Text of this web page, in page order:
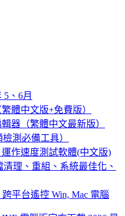
、6月
體中文版+免費版）
器（繁體中文最新版）
測必備工具）
運作速度測試軟體(中文版)
清理、重組、系統最佳化、
平台遙控 Win, Mac 電腦